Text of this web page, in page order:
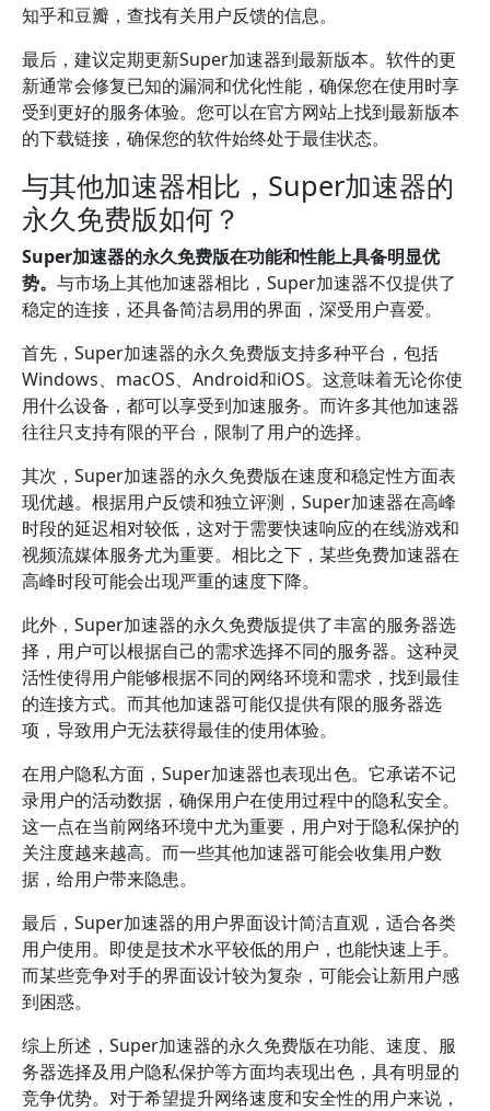
知乎和豆瓣，查找有关用户反馈的信息。
最后，建议定期更新Super加速器到最新版本。软件的更
新通常会修复已知的漏洞和优化性能，确保您在使用时享
受到更好的服务体验。您可以在官方网站上找到最新版本
的下载链接，确保您的软件始终处于最佳状态。
与其他加速器相比，Super加速器的
永久免费版如何？
Super加速器的永久免费版在功能和性能上具备明显优
势。 与市场上其他加速器相比，Super加速器不仅提供了
稳定的连接，还具备简洁易用的界面，深受用户喜爱。
首先，Super加速器的永久免费版支持多种平台，包括
Windows、macOS、Android和iOS。这意味着无论你使
用什么设备，都可以享受到加速服务。而许多其他加速器
往往只支持有限的平台，限制了用户的选择。
其次，Super加速器的永久免费版在速度和稳定性方面表
现优越。根据用户反馈和独立评测，Super加速器在高峰
时段的延迟相对较低，这对于需要快速响应的在线游戏和
视频流媒体服务尤为重要。相比之下，某些免费加速器在
高峰时段可能会出现严重的速度下降。
此外，Super加速器的永久免费版提供了丰富的服务器选
择，用户可以根据自己的需求选择不同的服务器。这种灵
活性使得用户能够根据不同的网络环境和需求，找到最佳
的连接方式。而其他加速器可能仅提供有限的服务器选
项，导致用户无法获得最佳的使用体验。
在用户隐私方面，Super加速器也表现出色。它承诺不记
录用户的活动数据，确保用户在使用过程中的隐私安全。
这一点在当前网络环境中尤为重要，用户对于隐私保护的
关注度越来越高。而一些其他加速器可能会收集用户数
据，给用户带来隐患。
最后，Super加速器的用户界面设计简洁直观，适合各类
用户使用。即使是技术水平较低的用户，也能快速上手。
而某些竞争对手的界面设计较为复杂，可能会让新用户感
到困惑。
综上所述，Super加速器的永久免费版在功能、速度、服
务器选择及用户隐私保护等方面均表现出色，具有明显的
竞争优势。对于希望提升网络速度和安全性的用户来说，